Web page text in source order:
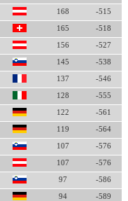
168 -515
165 -518
156 -527
145 -538
137 -546
128 -555
122 -561
119 -564
107 -576
107 -576
97 -586
94 -589